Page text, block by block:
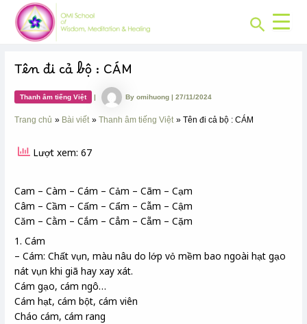
content
Search
Tên đi cả bộ : CÁM
Thanh âm tiếng Việt | Byomihuong|27/11/2024
Trang chủ Bài viết Thanh âm tiếng Việt Tên đi cả bộ : CÁM
Lượt xem: 67
Cam – Càm – Cám – Cảm – Cãm – Cạm
Câm – Cầm – Cấm – Cẩm – Cẫm – Cậm
Căm – Cằm – Cắm – Cẳm – Cẵm – Cặm
1. Cám
– Cám: Chất vụn, màu nâu do lớp vỏ mềm bao ngoài hạt gạo
nát vụn khi giã hay xay xát.
Cám gạo, cám ngô…
Cám hạt, cám bột, cám viên
Cháo cám, cám rang
Post
navigation
CHUYÊN
MỤC: